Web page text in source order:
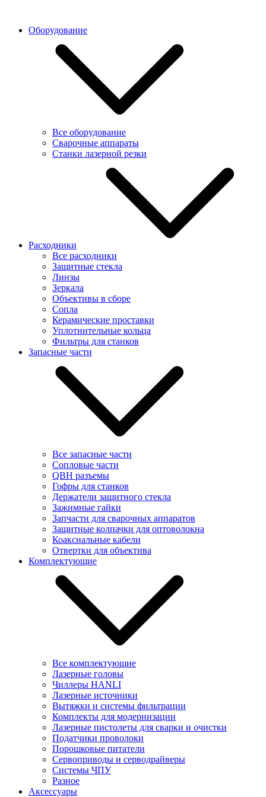
Оборудование
Все оборудование
Сварочные аппараты
Станки лазерной резки
Расходники
Все расходники
Защитные стекла
Линзы
Зеркала
Объективы в сборе
Сопла
Керамические проставки
Уплотнительные кольца
Фильтры для станков
Запасные части
Все запасные части
Сопловые части
QBH разъемы
Гофры для станков
Держатели защитного стекла
Зажимные гайки
Запчасти для сварочных аппаратов
Защитные колпачки для оптоволокна
Коаксиальные кабели
Отвертки для объектива
Комплектующие
Все комплектующие
Лазерные головы
Чиллеры HANLI
Лазерные источники
Вытяжки и системы фильтрации
Комплекты для модернизации
Лазерные пистолеты для сварки и очистки
Податчики проволоки
Порошковые питатели
Сервоприводы и серводрайверы
Системы ЧПУ
Разное
Аксессуары